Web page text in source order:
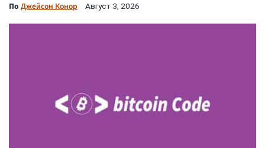
По Джейсон Конор Август 3, 2026